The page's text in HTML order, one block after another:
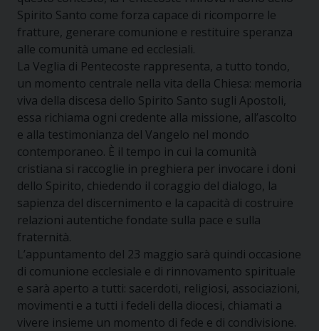
Spirito Santo come forza capace di ricomporre le
fratture, generare comunione e restituire speranza
alle comunità umane ed ecclesiali.
La Veglia di Pentecoste rappresenta, a tutto tondo,
un momento centrale nella vita della Chiesa: memoria
viva della discesa dello Spirito Santo sugli Apostoli,
essa richiama ogni credente alla missione, all’ascolto
e alla testimonianza del Vangelo nel mondo
contemporaneo. È il tempo in cui la comunità
cristiana si raccoglie in preghiera per invocare i doni
dello Spirito, chiedendo il coraggio del dialogo, la
sapienza del discernimento e la capacità di costruire
relazioni autentiche fondate sulla pace e sulla
fraternità.
L’appuntamento del 23 maggio sarà quindi occasione
di comunione ecclesiale e di rinnovamento spirituale
e sarà aperto a tutti: sacerdoti, religiosi, associazioni,
movimenti e a tutti i fedeli della diocesi, chiamati a
vivere insieme un momento di fede e di condivisione.